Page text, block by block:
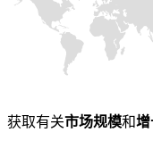
获取有关市场规模和增